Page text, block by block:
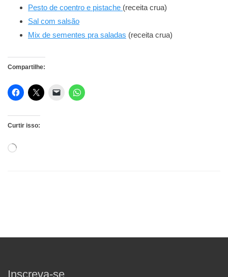
Pesto de coentro e pistache (receita crua)
Sal com salsão
Mix de sementes pra saladas (receita crua)
Compartilhe:
Curtir isso:
Carregando...
Inscreva-se